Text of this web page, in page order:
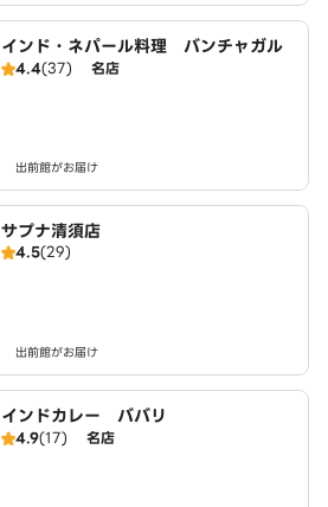
インド・ネパール料理 バンチャガル
4.4(37) 名店
出前館がお届け
サプナ清須店
4.5(29)
出前館がお届け
インドカレー ババリ
4.9(17) 名店